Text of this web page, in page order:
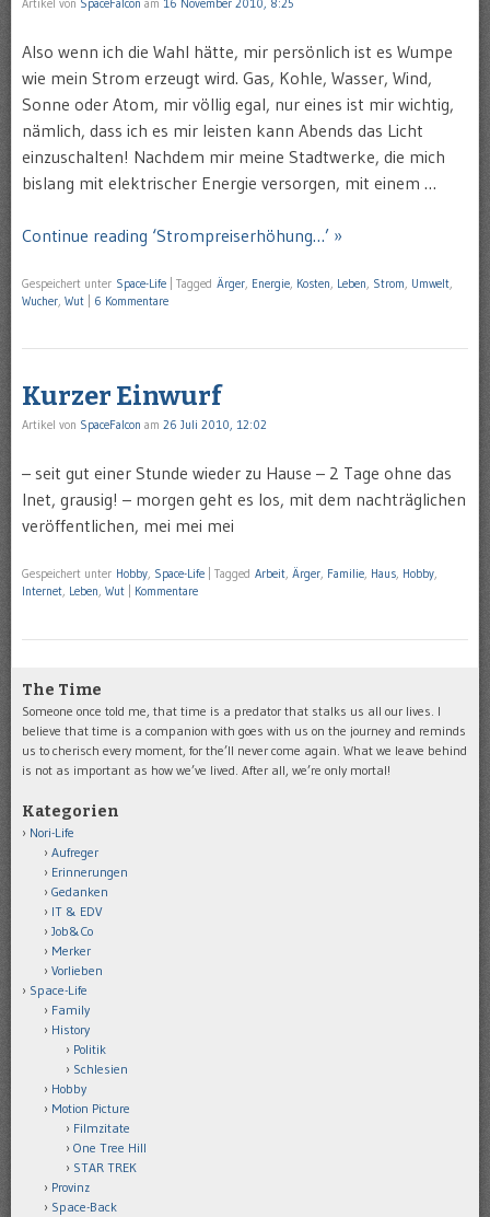
Also wenn ich die Wahl hätte, mir persönlich ist es Wumpe
wie mein Strom erzeugt wird. Gas, Kohle, Wasser, Wind,
Sonne oder Atom, mir völlig egal, nur eines ist mir wichtig,
nämlich, dass ich es mir leisten kann Abends das Licht
einzuschalten! Nachdem mir meine Stadtwerke, die mich
bislang mit elektrischer Energie versorgen, mit einem …
Continue reading ‘Strompreiserhöhung…’ »
Gespeichert unter Space-Life Tagged Ärger Energie Kosten Leben Strom Umwelt
Wucher Wut 6 Kommentare
Kurzer Einwurf
Artikel von SpaceFalcon am 26 Juli 2010, 12:02
– seit gut einer Stunde wieder zu Hause – 2 Tage ohne das
Inet, grausig! – morgen geht es los, mit dem nachträglichen
veröffentlichen, mei mei mei
Gespeichert unter Hobby, Space-Life Tagged Arbeit, Ärger, Familie, Haus, Hobby,
Internet, Leben, Wut Kommentare
The Time
Someone once told me, that time is a predator that stalks us all our lives. I
believe that time is a companion with goes with us on the journey and reminds
us to cherisch every moment, for the’ll never come again. What we leave behind
is not as important as how we’ve lived. After all, we’re only mortal!
Kategorien
Nori-Life
Aufreger
Erinnerungen
Gedanken
IT & EDV
Job&Co
Merker
Vorlieben
Space-Life
Family
History
Politik
Schlesien
Hobby
Motion Picture
Filmzitate
One Tree Hill
STAR TREK
Provinz
Space-Back